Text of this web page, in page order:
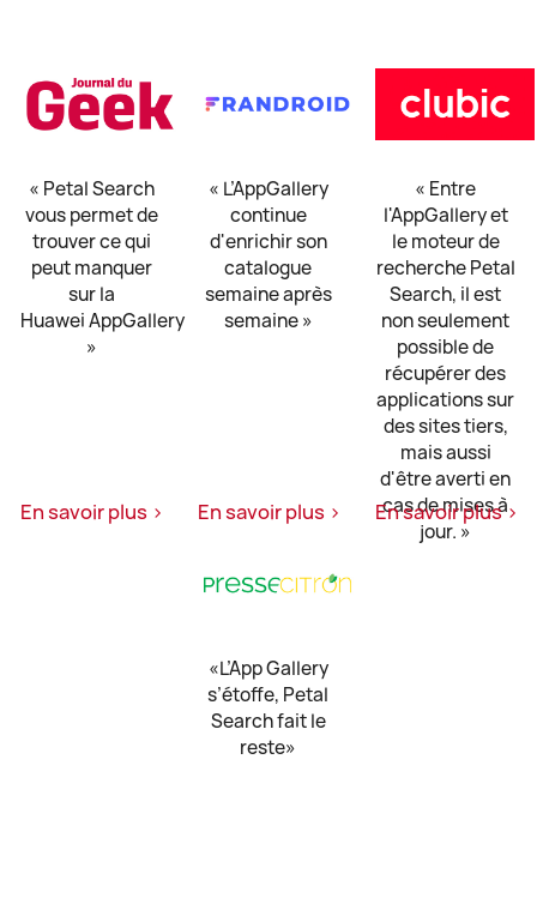
« Petal Search
vous permet de
trouver ce qui
peut manquer
sur la
Huawei AppGallery
»
En savoir plus >
« L’AppGallery
continue
d'enrichir son
catalogue
semaine après
semaine »
En savoir plus >
« Entre
l'AppGallery et
le moteur de
recherche Petal
Search, il est
non seulement
possible de
récupérer des
applications sur
des sites tiers,
mais aussi
d'être averti en
cas de mises à
jour. »
En savoir plus >
«L’App Gallery
s’étoffe, Petal
Search fait le
reste»